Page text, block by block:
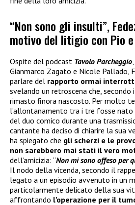
“Non sono gli insulti”,
motivo del litigio con Pio e
Ospite del podcast Tavolo Parcheggio
Gianmarco Zagato e Nicole Pallado,
parlare del rapporto ormai
svelando un retroscena che, secondo
rimasto finora nascosto. Per molto
l’allontanamento tra i tre fosse
del duo comico durante una
cantante ha deciso di chiarire la sua
ha spiegato che gli scherzi e le
non sarebbero mai stati il vero
dell’amicizia: “Non mi sono offeso per
Il nodo della vicenda, secondo il
legato a un episodio avvenuto in un
particolarmente delicato della sua
affrontando l’operazione per il